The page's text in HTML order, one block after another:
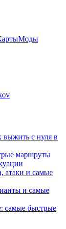
Моды
выжить с нуля в
маршруты
атаки и самые
и самые
самые быстрые